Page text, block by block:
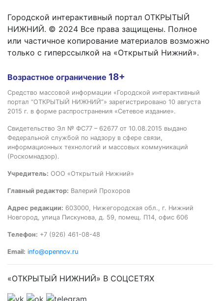
Городской интерактивный портал ОТКРЫТЫЙ
НИЖНИЙ. © 2024 Все права защищены. Полное
или частичное копирование материалов возможно
только с гиперссылкой на «Открытый Нижний».
Возрастное ограничение 18+
Средство массовой информации «Городской интерактивный
портал “ОТКРЫТЫЙ НИЖНИЙ”» зарегистрировано 10 августа
2015 г. в форме распространения «Сетевое издание».
Свидетельство Эл № ФС77 – 62677 от 10.08.2015 выдано
Федеральной службой по надзору в сфере связи,
информационных технологий и массовых коммуникаций
(Роскомнадзор).
Учредитель: ООО «Открытый Нижний»
Главный редактор: Валерий Прохоров
Адрес редакции: 603000, Нижегородская обл., г. Нижний
Новгород, улица Пискунова, д. 59, помещ. П14, офис 606
Телефон: +7 (926) 461-08-48
Email: info@opennov.ru
«ОТКРЫТЫЙ НИЖНИЙ» В СОЦСЕТЯХ